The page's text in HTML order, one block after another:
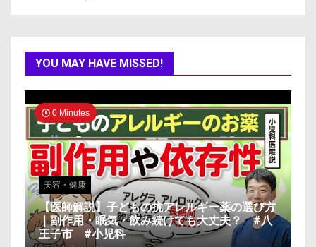
YOU MAY HAVE MISSED!
0 Minutes
美容・健康
【医師解説】子どもの抗アレルギー薬の選び方
｜副作用・眠気・飲み続けても大丈夫？ #八
王子市 #小児科